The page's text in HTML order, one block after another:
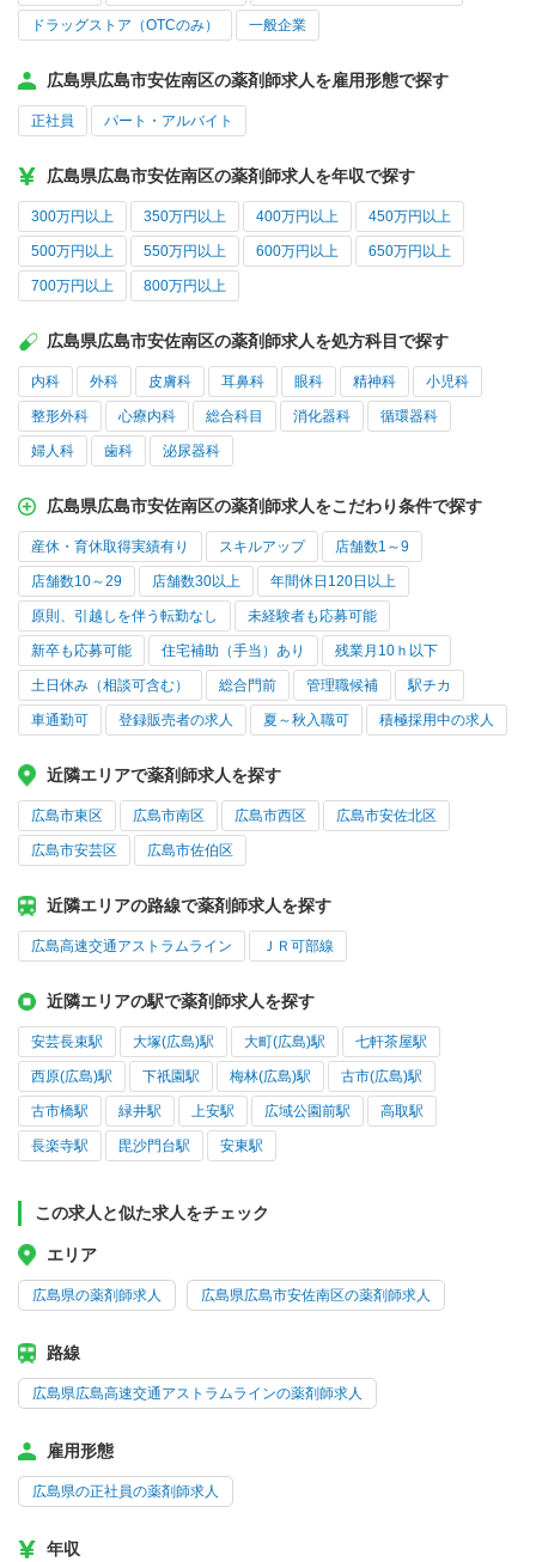
ドラッグストア（OTCのみ） 一般企業
広島県広島市安佐南区の薬剤師求人を雇用形態で探す
正社員 パート・アルバイト
広島県広島市安佐南区の薬剤師求人を年収で探す
300万円以上 350万円以上 400万円以上 450万円以上
500万円以上 550万円以上 600万円以上 650万円以上
700万円以上 800万円以上
広島県広島市安佐南区の薬剤師求人を処方科目で探す
内科 外科 皮膚科 耳鼻科 眼科 精神科 小児科
整形外科 心療内科 総合科目 消化器科 循環器科
婦人科 歯科 泌尿器科
広島県広島市安佐南区の薬剤師求人をこだわり条件で探す
産休・育休取得実績有り スキルアップ 店舗数1～9
店舗数10～29 店舗数30以上 年間休日120日以上
原則、引越しを伴う転勤なし 未経験者も応募可能
新卒も応募可能 住宅補助（手当）あり 残業月10ｈ以下
土日休み（相談可含む） 総合門前 管理職候補 駅チカ
車通勤可 登録販売者の求人 夏～秋入職可 積極採用中の求人
近隣エリアで薬剤師求人を探す
広島市東区 広島市南区 広島市西区 広島市安佐北区
広島市安芸区 広島市佐伯区
近隣エリアの路線で薬剤師求人を探す
広島高速交通アストラムライン ＪＲ可部線
近隣エリアの駅で薬剤師求人を探す
安芸長束駅 大塚(広島)駅 大町(広島)駅 七軒茶屋駅
西原(広島)駅 下祇園駅 梅林(広島)駅 古市(広島)駅
古市橋駅 緑井駅 上安駅 広域公園前駅 高取駅
長楽寺駅 毘沙門台駅 安東駅
この求人と似た求人をチェック
エリア
広島県の薬剤師求人 広島県広島市安佐南区の薬剤師求人
路線
広島県広島高速交通アストラムラインの薬剤師求人
雇用形態
広島県の正社員の薬剤師求人
年収